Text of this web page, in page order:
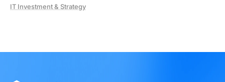
IT Investment & Strategy